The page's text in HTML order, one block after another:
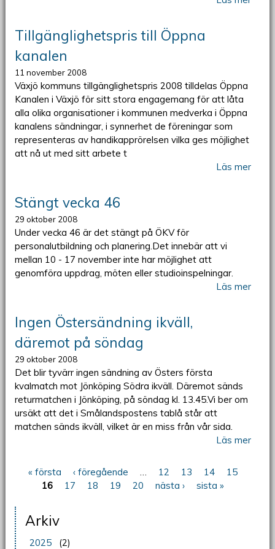
Tillgänglighetspris till Öppna
kanalen
11 november 2008
Växjö kommuns tillgänglighetspris 2008 tilldelas Öppna
Kanalen i Växjö för sitt stora engagemang för att låta
alla olika organisationer i kommunen medverka i Öppna
kanalens sändningar, i synnerhet de föreningar som
representeras av handikapprörelsen vilka ges möjlighet
att nå ut med sitt arbete t
Läs mer
Stängt vecka 46
29 oktober 2008
Under vecka 46 är det stängt på ÖKV för
personalutbildning och planering.Det innebär att vi
mellan 10 - 17 november inte har möjlighet att
genomföra uppdrag, möten eller studioinspelningar.
Läs mer
Ingen Östersändning ikväll,
däremot på söndag
29 oktober 2008
Det blir tyvärr ingen sändning av Östers första
kvalmatch mot Jönköping Södra ikväll. Däremot sänds
returmatchen i Jönköping, på söndag kl. 13.45.Vi ber om
ursäkt att det i Smålandspostens tablå står att
matchen sänds ikväll, vilket är en miss från vår sida.
Läs mer
Sidor
« första ‹ föregående … 12 13 14
15
16
17 18 19 20 nästa › sista »
Arkiv
2025
(2)